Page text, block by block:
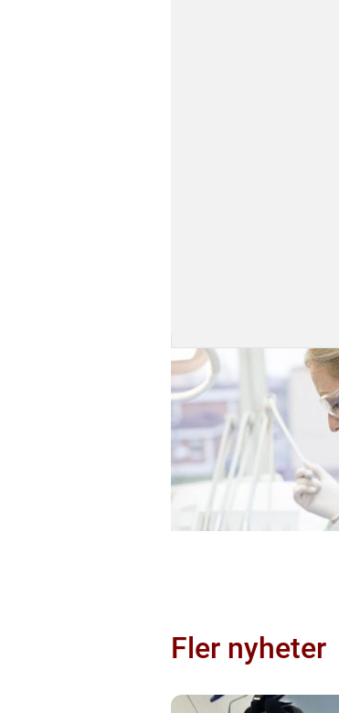
Fler nyheter